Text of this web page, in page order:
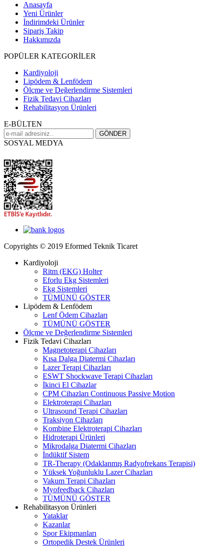
Anasayfa
Yeni Ürünler
İndirimdeki Ürünler
Sipariş Takip
Hakkımızda
POPÜLER KATEGORİLER
Kardiyoloji
Lipödem & Lenfödem
Ölçme ve Değerlendirme Sistemleri
Fizik Tedavi Cihazları
Rehabilitasyon Ürünleri
E-BÜLTEN
SOSYAL MEDYA
Copyrights © 2019 Eformed Teknik Ticaret
Kardiyoloji
Ritm (EKG) Holter
Eforlu Ekg Sistemleri
Ekg Sistemleri
TÜMÜNÜ GÖSTER
Lipödem & Lenfödem
Lenf Ödem Cihazları
TÜMÜNÜ GÖSTER
Ölçme ve Değerlendirme Sistemleri
Fizik Tedavi Cihazları
Magnetoterapi Cihazları
Kısa Dalga Diatermi Cihazları
Lazer Terapi Cihazları
ESWT Shockwave Terapi Cihazları
İkinci El Cihazlar
CPM Cihazları Continuous Passive Motion
Elektroterapi Cihazları
Ultrasound Terapi Cihazları
Traksiyon Cihazları
Kombine Elektroterapi Cihazları
Hidroterapi Ürünleri
Mikrodalga Diatermi Cihazları
İndüktif Sistem
TR-Therapy (Odaklanmış Radyofrekans Terapisi)
Yüksek Yoğunluklu Lazer Cihazları
Vakum Terapi Cihazları
Myofeedback Cihazları
TÜMÜNÜ GÖSTER
Rehabilitasyon Ürünleri
Yataklar
Kazanlar
Spor Ekipmanları
Ortopedik Destek Ürünleri